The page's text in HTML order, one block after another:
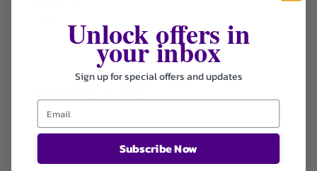
Agoda
Ali Express
Dell Refurbished Computers
Ebay
Unlock offers in
your inbox
Sign up for special offers and updates
Subscribe Now